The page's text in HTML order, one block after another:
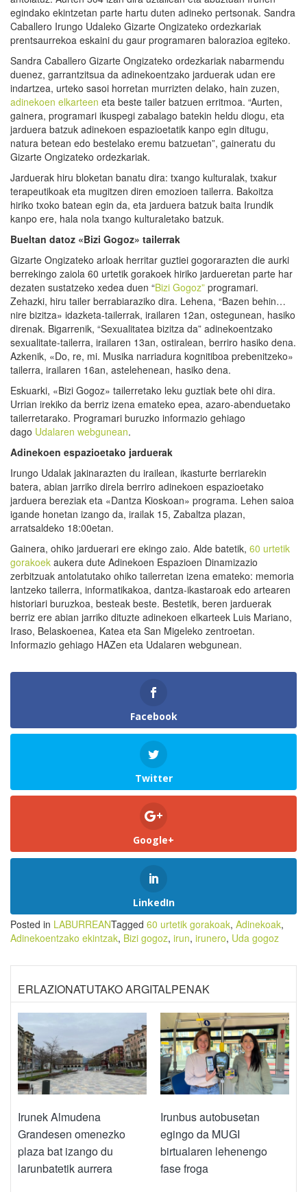
egindako ekintzetan parte hartu duten adineko pertsonak. Sandra
Caballero Irungo Udaleko Gizarte Ongizateko ordezkariak
prentsaurrekoa eskaini du gaur programaren balorazioa egiteko.
Sandra Caballero Gizarte Ongizateko ordezkariak nabarmendu
duenez, garrantzitsua da adinekoentzako jarduerak udan ere
indartzea, urteko sasoi horretan murrizten delako, hain zuzen,
adinekoen elkarteen eta beste tailer batzuen erritmoa. “Aurten,
gainera, programari ikuspegi zabalago batekin heldu diogu, eta
jarduera batzuk adinekoen espazioetatik kanpo egin ditugu,
natura betean edo bestelako eremu batzuetan”, gaineratu du
Gizarte Ongizateko ordezkariak.
Jarduerak hiru bloketan banatu dira: txango kulturalak, txakur
terapeutikoak eta mugitzen diren emozioen tailerra. Bakoitza
hiriko txoko batean egin da, eta jarduera batzuk baita Irundik
kanpo ere, hala nola txango kulturaletako batzuk.
Bueltan datoz «Bizi Gogoz» tailerrak
Gizarte Ongizateko arloak herritar guztiei gogorarazten die aurki
berrekingo zaiola 60 urtetik gorakoek hiriko jardueretan parte har
dezaten sustatzeko xedea duen “Bizi Gogoz” programari.
Zehazki, hiru tailer berrabiaraziko dira. Lehena, “Bazen behin…
nire bizitza» idazketa-tailerrak, irailaren 12an, ostegunean, hasiko
direnak. Bigarrenik, “Sexualitatea bizitza da” adinekoentzako
sexualitate-tailerra, irailaren 13an, ostiralean, berriro hasiko dena.
Azkenik, «Do, re, mi. Musika narriadura kognitiboa prebenitzeko»
tailerra, irailaren 16an, astelehenean, hasiko dena.
Eskuarki, «Bizi Gogoz» tailerretako leku guztiak bete ohi dira.
Urrian irekiko da berriz izena emateko epea, azaro-abenduetako
tailerretarako. Programari buruzko informazio gehiago
dago Udalaren webgunean.
Adinekoen espazioetako jarduerak
Irungo Udalak jakinarazten du irailean, ikasturte berriarekin
batera, abian jarriko direla berriro adinekoen espazioetako
jarduera bereziak eta «Dantza Kioskoan» programa. Lehen saioa
igande honetan izango da, irailak 15, Zabaltza plazan,
arratsaldeko 18:00etan.
Gainera, ohiko jarduerari ere ekingo zaio. Alde batetik, 60 urtetik
gorakoek aukera dute Adinekoen Espazioen Dinamizazio
zerbitzuak antolatutako ohiko tailerretan izena emateko: memoria
lantzeko tailerra, informatikakoa, dantza-ikastaroak edo artearen
historiari buruzkoa, besteak beste. Bestetik, beren jarduerak
berriz ere abian jarriko dituzte adinekoen elkarteek Luis Mariano,
Iraso, Belaskoenea, Katea eta San Migeleko zentroetan.
Informazio gehiago HAZen eta Udalaren webgunean.
Facebook
Twitter
Google+
LinkedIn
Posted in LABURREANTagged 60 urtetik gorakoak, Adinekoak,
Adinekoentzako ekintzak, Bizi gogoz, irun, irunero, Uda gogoz
ERLAZIONATUTAKO ARGITALPENAK
Irunek Almudena
Grandesen omenezko
plaza bat izango du
larunbatetik aurrera
Irunbus autobusetan
egingo da MUGI
birtualaren lehenengo
fase froga